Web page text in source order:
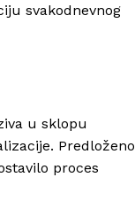
svakodnevnog
u sklopu
Predloženo
proces